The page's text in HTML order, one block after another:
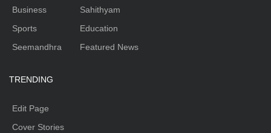
Business
Sports
Seemandhra
Sahithyam
Education
Featured News
TRENDING
Edit Page
Cover Stories